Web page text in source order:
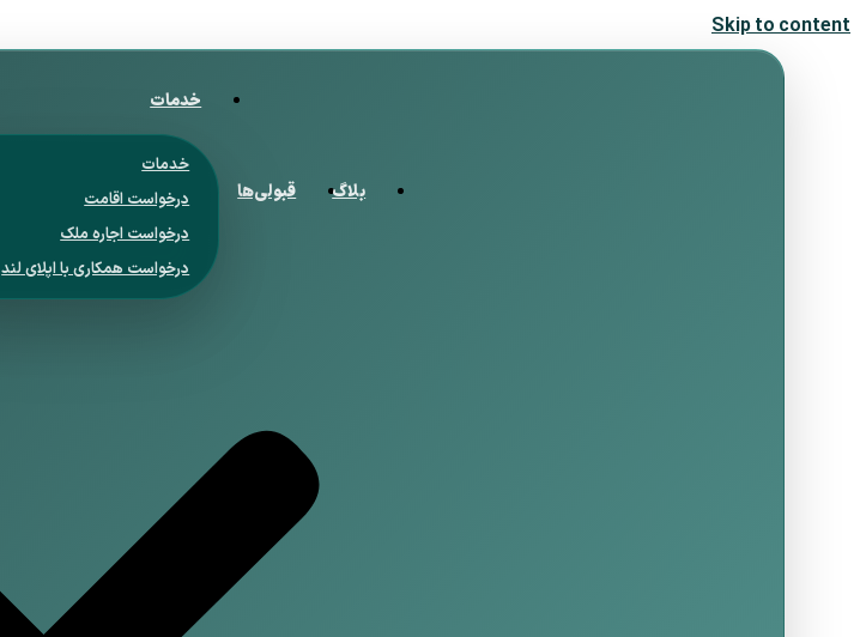
Skip to content
بلاگ قبولی‌ها
خدمات
خدمات
درخواست اقامت
درخواست اجاره ملک
درخواست همکاری با اپلای لند